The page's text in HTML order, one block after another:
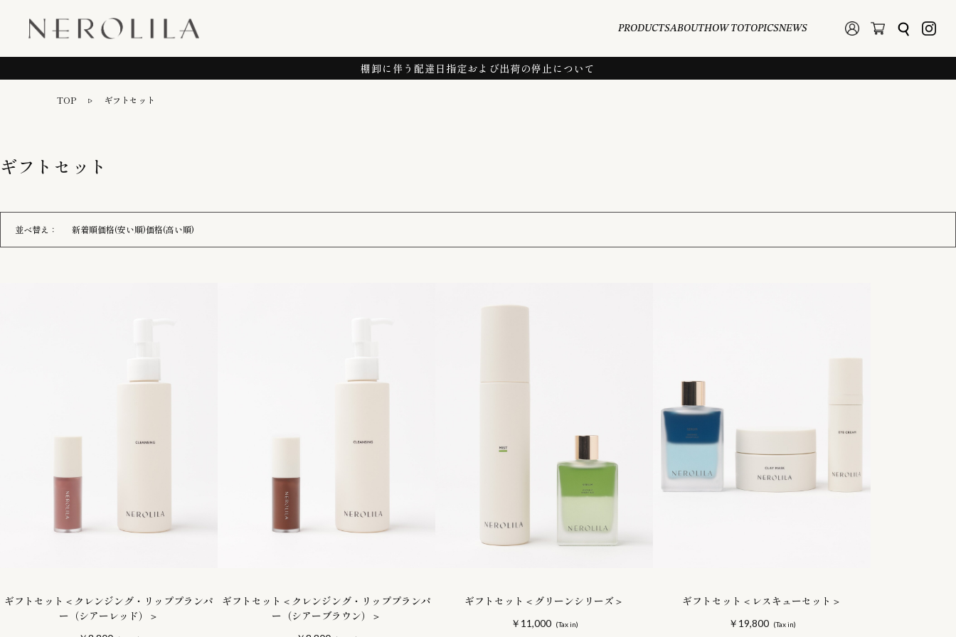
PRODUCTSABOUTHOW TOTOPICSNEWS
棚卸に伴う配達日指定および出荷の停止について
TOP ギフトセット
ギフトセット
並べ替え： 新着順価格(安い順)価格(高い順)
ギフトセット＜クレンジング・リッププランパ
ー（シアーレッド）＞
ギフトセット＜クレンジング・リッププランパ
ー（シアーブラウン）＞
ギフトセット＜グリーンシリーズ＞
￥11,000
ギフトセット＜レスキューセット＞
￥19,800